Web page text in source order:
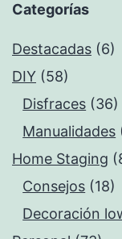
Categorías
Destacadas (6)
DIY (58)
Disfraces (36)
Manualidades
Home Staging
Consejos (18)
Decoración